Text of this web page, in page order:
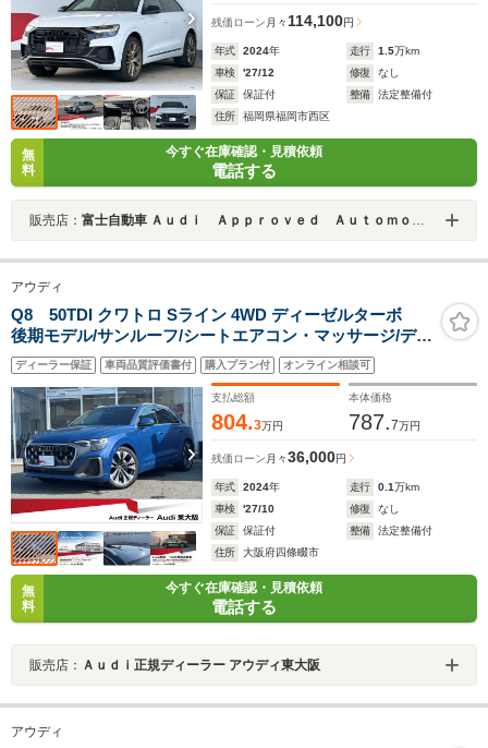
残価ローン 月々114,100円
年式 2024年 走行 1.5万km
車検
'27/12 修復
なし
保証
保証付 整備
法定整備付
住所
福岡県福岡市西区
無
料
今すぐ在庫確認・見積依頼
電話する
販売店： 富士自動車 Ａｕｄｉ Ａｐｐｒｏｖｅｄ Ａｕｔｏｍｏｂｉｌｅ福岡マリーナ
アウディ
Q8 50TDI クワトロ Sライン 4WD ディーゼルターボ
後期モデル/サンルーフ/シートエアコン・マッサージ/デジ
タルOLEDライト/エアサス/コンフォートアシスタンス/リ
ヤシェード/リヤシートヒーター/電動コラム/360度カメ
ラ/ACC/レーンアシスト/バング&オルフセン
ディーラー保証 車両品質評価書付 購入プラン付 オンライン相談可
支払総額
804.3万円
本体価格
787.7万円
残価ローン 月々36,000円
年式 2024年 走行 0.1万km
車検
'27/10 修復
なし
保証
保証付 整備
法定整備付
住所
大阪府四條畷市
無
料
今すぐ在庫確認・見積依頼
電話する
販売店： Ａｕｄｉ正規ディーラー アウディ東大阪
アウディ